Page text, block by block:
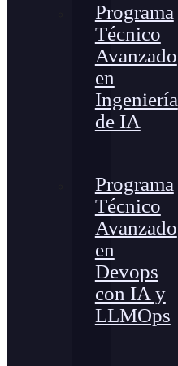
Programa
Técnico
Avanzado
en
Ingeniería
de IA
Programa
Técnico
Avanzado
en
Devops
con IA y
LLMOps